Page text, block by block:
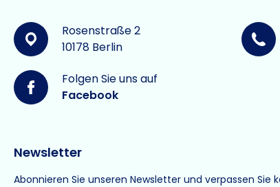
Rosenstraße 2
10178 Berlin
Folgen Sie uns auf
Facebook
Newsletter
Abonnieren Sie unseren Newsletter und verpassen Sie